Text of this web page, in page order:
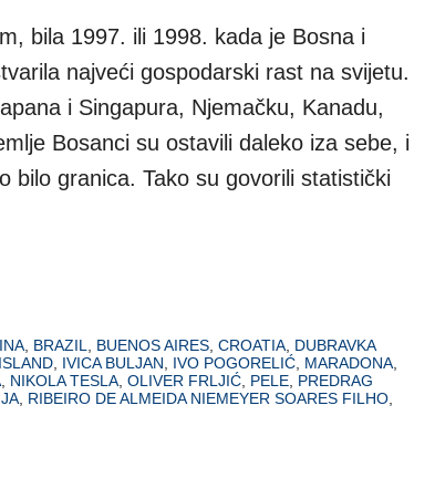
bila 1997. ili 1998. kada je Bosna i
najveći gospodarski rast na svijetu.
i Singapura, Njemačku, Kanadu,
Bosanci su ostavili daleko iza sebe, i
bilo granica. Tako su govorili statistički
BRAZIL BUENOS AIRES CROATIA DUBRAVKA
ISLAND IVICA BULJAN IVO POGORELIĆ MARADONA
NIKOLA TESLA OLIVER FRLJIĆ PELE PREDRAG
RIBEIRO DE ALMEIDA NIEMEYER SOARES FILHO